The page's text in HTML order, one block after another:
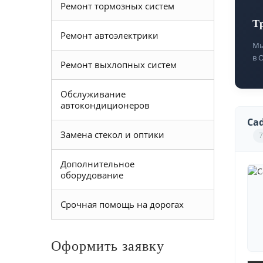
в
Ремонт тормозных систем
Ремонт автоэлектрики
Ремонт выхлопных систем
Обслуживание
автокондиционеров
Замена стекол и оптики
Дополнительное
оборудование
Срочная помощь на дорогах
Оформить заявку